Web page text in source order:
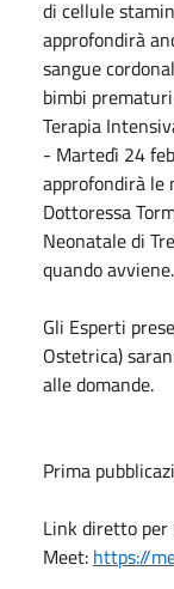
di cellule
approfondirà
sangue
bimbi
Terapia
- Martedì 24
approfondirà le
Dottoressa
Neonatale di
quando avviene.
Gli Esperti
Ostetrica)
alle domande.
Prima
Link diretto per
Meet: https://